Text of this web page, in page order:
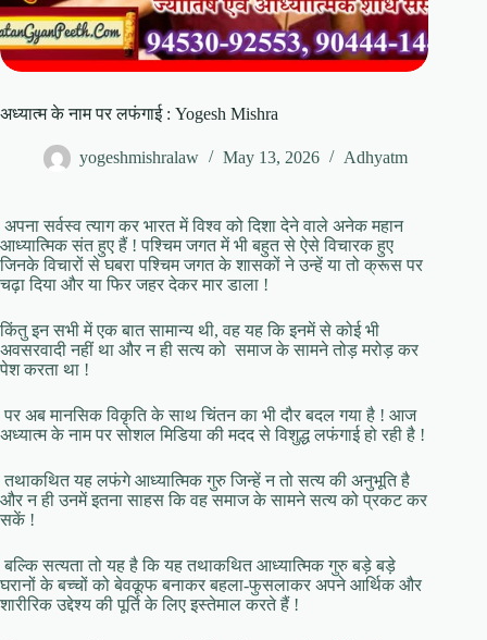
अध्यात्म के नाम पर लफंगाई : Yogesh Mishra
yogeshmishralaw May 13, 2026 Adhyatm
अपना सर्वस्व त्याग कर भारत में विश्व को दिशा देने वाले अनेक महान
आध्यात्मिक संत हुए हैं ! पश्चिम जगत में भी बहुत से ऐसे विचारक हुए
जिनके विचारों से घबरा पश्चिम जगत के शासकों ने उन्हें या तो क्रूस पर
चढ़ा दिया और या फिर जहर देकर मार डाला !
किंतु इन सभी में एक बात सामान्य थी, वह यह कि इनमें से कोई भी
अवसरवादी नहीं था और न ही सत्य को समाज के सामने तोड़ मरोड़ कर
पेश करता था !
पर अब मानसिक विकृति के साथ चिंतन का भी दौर बदल गया है ! आज
अध्यात्म के नाम पर सोशल मिडिया की मदद से विशुद्ध लफंगाई हो रही है !
तथाकथित यह लफंगे आध्यात्मिक गुरु जिन्हें न तो सत्य की अनुभूति है
और न ही उनमें इतना साहस कि वह समाज के सामने सत्य को प्रकट कर
सकें !
बल्कि सत्यता तो यह है कि यह तथाकथित आध्यात्मिक गुरु बड़े बड़े
घरानों के बच्चों को बेवकूफ बनाकर बहला-फुसलाकर अपने आर्थिक और
शारीरिक उद्देश्य की पूर्ति के लिए इस्तेमाल करते हैं !